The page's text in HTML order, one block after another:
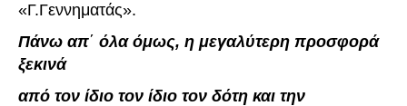
«Γ.Γεννηματάς».
Πάνω απ΄ όλα όμως, η μεγαλύτερη προσφορά
ξεκινά
από τον ίδιο τον ίδιο τον δότη και την